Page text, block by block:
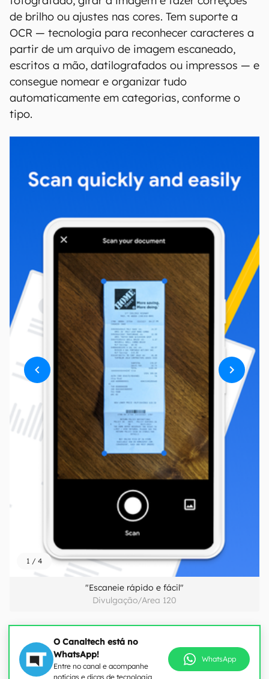
de brilho ou ajustes nas cores. Tem suporte a
OCR — tecnologia para reconhecer caracteres a
partir de um arquivo de imagem escaneado,
escritos a mão, datilografados ou impressos — e
consegue nomear e organizar tudo
automaticamente em categorias, conforme o
tipo.
1 / 4
"Escaneie rápido e fácil"
Divulgação/Area 120
O Canaltech está no
WhatsApp!
Entre no canal e acompanhe
notícias e dicas de tecnologia
WhatsApp